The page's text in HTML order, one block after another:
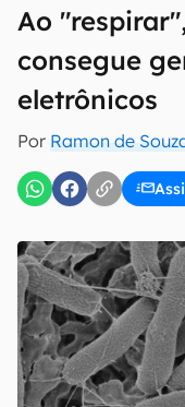
Ao
consegue
eletrônicos
Por Ramon de
mão.
E-mail
Uso e Política